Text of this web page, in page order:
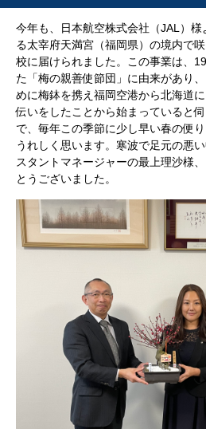
今年も、日本航空株式会社（JAL）
る太宰府天満宮（福岡県）の境内で
校に届けられました。この事業は、
た「梅の親善使節団」に由来があり
めに梅鉢を携え福岡空港から北海道
伝いをしたことから始まっていると
で、毎年この季節に少し早い春の便
うれしく思います。寒波で足元の悪
スタントマネージャーの最上理沙様
とうございました。